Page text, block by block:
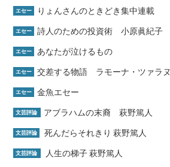
エセー りょんさんのときどき集中連載
エセー 詩人のための投資術 小原眞紀子
エセー あなたが泣けるもの
エセー 交差する物語 ラモーナ・ツァラヌ
エセー 金魚エセー
文芸評論 アブラハムの末裔 萩野篤人
文芸評論 死んだらそれきり 萩野篤人
文芸評論 人生の梯子 萩野篤人